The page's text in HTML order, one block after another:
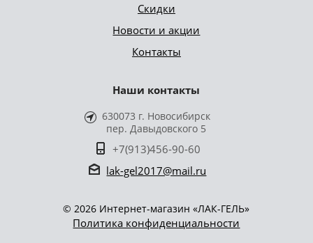
Скидки
Новости и акции
Контакты
Наши контакты
630073 г. Новосибирск
пер. Давыдовского 5
+7(913)456-90-60
lak-gel2017@mail.ru
© 2026 Интернет-магазин «ЛАК-ГЕЛЬ»
Политика конфиденциальности